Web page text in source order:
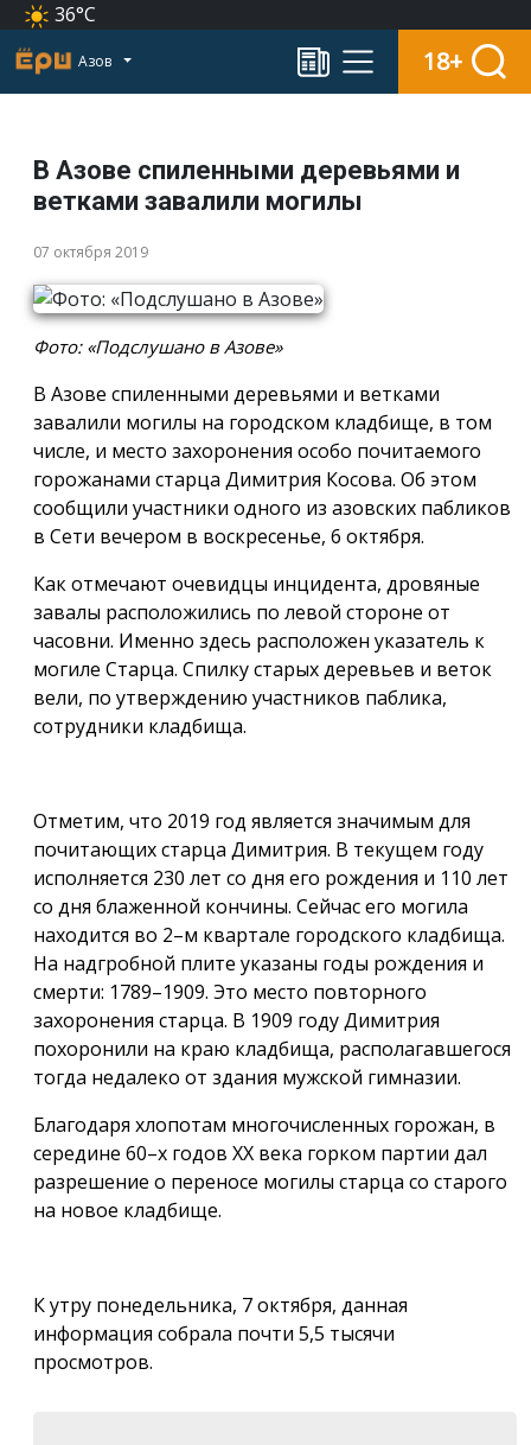
36°C
Азов 18+
В Азове спиленными деревьями и
ветками завалили могилы
07 октября 2019
Фото: «Подслушано в Азове»
В Азове спиленными деревьями и ветками
завалили могилы на городском кладбище, в том
числе, и место захоронения особо почитаемого
горожанами старца Димитрия Косова. Об этом
сообщили участники одного из азовских пабликов
в Сети вечером в воскресенье, 6 октября.
Как отмечают очевидцы инцидента, дровяные
завалы расположились по левой стороне от
часовни. Именно здесь расположен указатель к
могиле Старца. Спилку старых деревьев и веток
вели, по утверждению участников паблика,
сотрудники кладбища.
Отметим, что 2019 год является значимым для
почитающих старца Димитрия. В текущем году
исполняется 230 лет со дня его рождения и 110 лет
со дня блаженной кончины. Сейчас его могила
находится во 2–м квартале городского кладбища.
На надгробной плите указаны годы рождения и
смерти: 1789–1909. Это место повторного
захоронения старца. В 1909 году Димитрия
похоронили на краю кладбища, располагавшегося
тогда недалеко от здания мужской гимназии.
Благодаря хлопотам многочисленных горожан, в
середине 60–х годов XX века горком партии дал
разрешение о переносе могилы старца со старого
на новое кладбище.
К утру понедельника, 7 октября, данная
информация собрала почти 5,5 тысячи
просмотров.